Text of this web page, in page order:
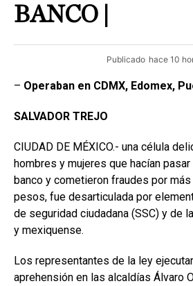
BANCO |
Publicado hace 10
– Operaban en CDMX, Edomex,
SALVADOR TREJO
CIUDAD DE MÉXICO.- una célula
hombres y mujeres que hacían
banco y cometieron fraudes por
pesos, fue desarticulada por
de seguridad ciudadana (SSC) y de
y mexiquense.
Los representantes de la ley
aprehensión en las alcaldías Álvaro